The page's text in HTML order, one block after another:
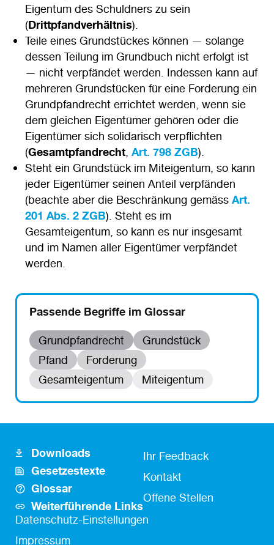
Eigentum des Schuldners zu sein
(Drittpfandverhältnis).
Teile eines Grundstückes können — solange
dessen Teilung im Grundbuch nicht erfolgt ist
— nicht verpfändet werden. Indessen kann auf
mehreren Grundstücken für eine Forderung ein
Grundpfandrecht errichtet werden, wenn sie
dem gleichen Eigentümer gehören oder die
Eigentümer sich solidarisch verpflichten
(Gesamtpfandrecht Art. 798 ZGB).
Steht ein Grundstück im Miteigentum, so kann
jeder Eigentümer seinen Anteil verpfänden
(beachte aber die Beschränkung gemäss Art.
201 Abs. 2 ZGB). Steht es im
Gesamteigentum, so kann es nur insgesamt
und im Namen aller Eigentümer verpfändet
werden.
Passende Begriffe im Glossar
Grundpfandrecht
Grundstück
Pfand
Forderung
Gesamteigentum
Miteigentum
Footer
Icon
Links
Downloads
Gesetzestexte
Glossar
Weiterführende Links
Fusszeile
Kontakt
Ihr Feedback
Kontakt
Offene Stellen
Fußzeile
Datenschutz-Einstellungen
Impressum